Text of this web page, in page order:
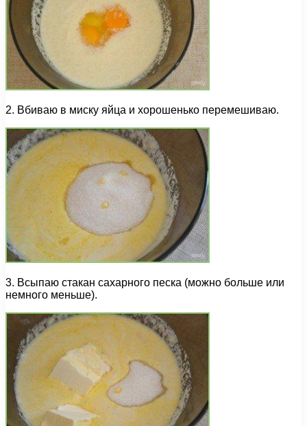
2. Вбиваю в миску яйца и хорошенько перемешиваю.
3. Всыпаю стакан сахарного песка (можно больше или
немного меньше).